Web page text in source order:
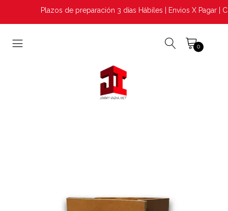
Plazos de preparación 3 días Hábiles | Envios X Pagar |
0